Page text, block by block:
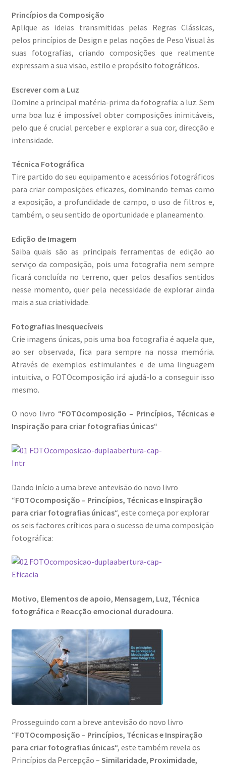
Wide Visions
Loja
Como adquirir produtos?
Dia Mundial do Livro e dos Direitos de Autor
Especiais Temáticos
My Courses
Página
Contactos
Política de Privacidade e Transparência (RGPD)
Princípios da Composição
Aplique as ideias transmitidas pelas Regras Clássicas,
pelos princípios de Design e pelas noções de Peso Visual às
suas fotografias, criando composições que realmente
expressam a sua visão, estilo e propósito fotográficos.
Escrever com a Luz
Domine a principal matéria-prima da fotografia: a luz. Sem
uma boa luz é impossível obter composições inimitáveis,
pelo que é crucial perceber e explorar a sua cor, direcção e
intensidade.
Técnica Fotográfica
Tire partido do seu equipamento e acessórios fotográficos
para criar composições eficazes, dominando temas como
a exposição, a profundidade de campo, o uso de filtros e,
também, o seu sentido de oportunidade e planeamento.
Edição de Imagem
Saiba quais são as principais ferramentas de edição ao
serviço da composição, pois uma fotografia nem sempre
ficará concluída no terreno, quer pelos desafios sentidos
nesse momento, quer pela necessidade de explorar ainda
mais a sua criatividade.
Fotografias Inesquecíveis
Crie imagens únicas, pois uma boa fotografia é aquela que,
ao ser observada, fica para sempre na nossa memória.
Através de exemplos estimulantes e de uma linguagem
intuitiva, o FOTOcomposição irá ajudá-lo a conseguir isso
mesmo.
O novo livro “FOTOcomposição – Princípios, Técnicas e
Inspiração para criar fotografias únicas“
Dando início a uma breve antevisão do novo livro
“FOTOcomposição – Princípios, Técnicas e Inspiração
para criar fotografias únicas“, este começa por explorar
os seis factores críticos para o sucesso de uma composição
fotográfica:
Motivo, Elementos de apoio, Mensagem, Luz, Técnica
fotográfica e Reacção emocional duradoura.
Prosseguindo com a breve antevisão do novo livro
“FOTOcomposição – Princípios, Técnicas e Inspiração
para criar fotografias únicas“, este também revela os
Princípios da Percepção – Similaridade, Proximidade,